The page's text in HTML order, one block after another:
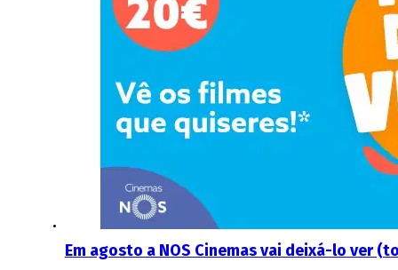
Em agosto a NOS Cinemas vai deixá-lo ver